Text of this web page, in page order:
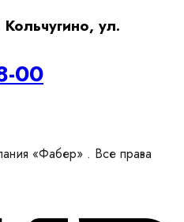
ул.
00
«Фабер» . Все права